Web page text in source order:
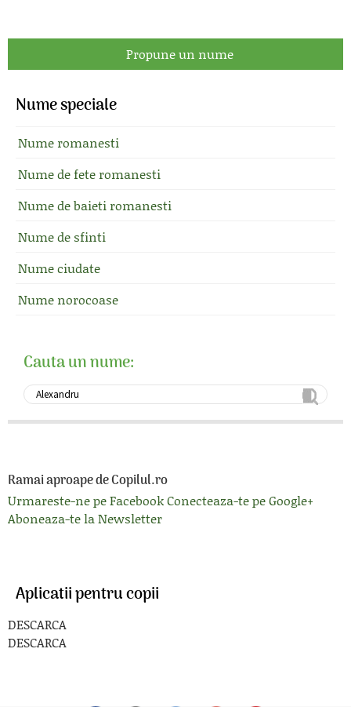
Propune un nume
Nume speciale
Nume romanesti
Nume de fete romanesti
Nume de baieti romanesti
Nume de sfinti
Nume ciudate
Nume norocoase
Cauta un nume:
Ramai aproape de Copilul.ro
Urmareste-ne pe FacebookConecteaza-te pe Google+
Aboneaza-te la Newsletter
Aplicatii pentru copii
DESCARCA
DESCARCA